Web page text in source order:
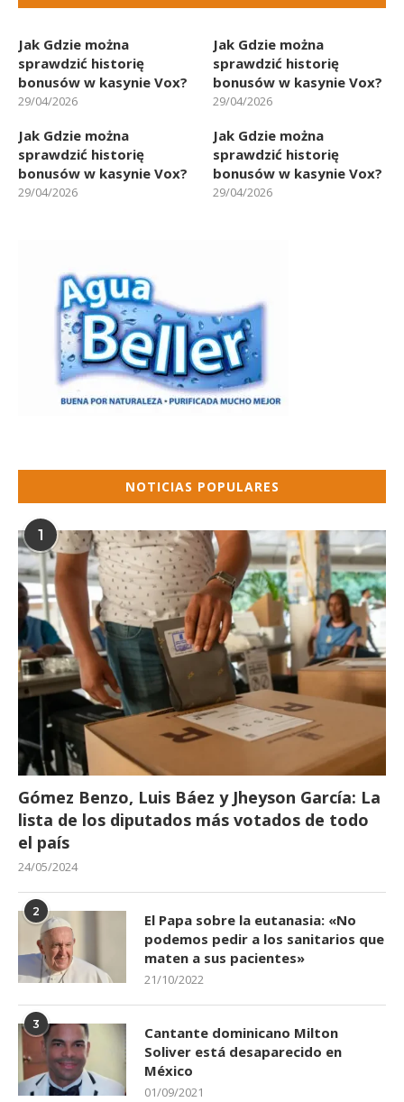
Jak Gdzie można
sprawdzić historię
bonusów w kasynie Vox?
29/04/2026
Jak Gdzie można
sprawdzić historię
bonusów w kasynie Vox?
29/04/2026
Jak Gdzie można
sprawdzić historię
bonusów w kasynie Vox?
29/04/2026
Jak Gdzie można
sprawdzić historię
bonusów w kasynie Vox?
29/04/2026
NOTICIAS POPULARES
1
Gómez Benzo, Luis Báez y Jheyson García: La
lista de los diputados más votados de todo
el país
24/05/2024
2
El Papa sobre la eutanasia: «No
podemos pedir a los sanitarios que
maten a sus pacientes»
21/10/2022
3
Cantante dominicano Milton
Soliver está desaparecido en
México
01/09/2021